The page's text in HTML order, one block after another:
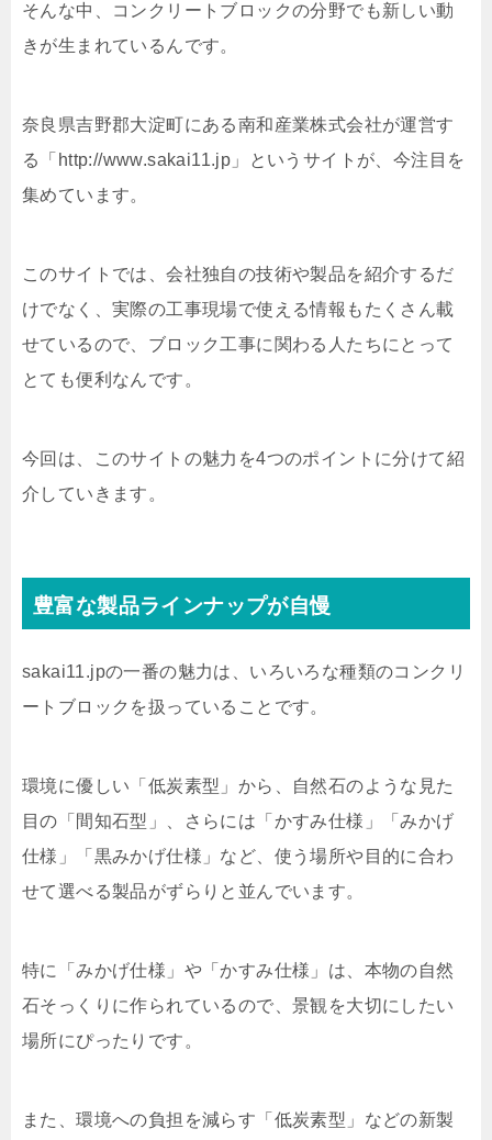
そんな中、コンクリートブロックの分野でも新しい動
きが生まれているんです。
奈良県吉野郡大淀町にある南和産業株式会社が運営す
る「http://www.sakai11.jp」というサイトが、今注目を
集めています。
このサイトでは、会社独自の技術や製品を紹介するだ
けでなく、実際の工事現場で使える情報もたくさん載
せているので、ブロック工事に関わる人たちにとって
とても便利なんです。
今回は、このサイトの魅力を4つのポイントに分けて紹
介していきます。
豊富な製品ラインナップが自慢
sakai11.jpの一番の魅力は、いろいろな種類のコンクリ
ートブロックを扱っていることです。
環境に優しい「低炭素型」から、自然石のような見た
目の「間知石型」、さらには「かすみ仕様」「みかげ
仕様」「黒みかげ仕様」など、使う場所や目的に合わ
せて選べる製品がずらりと並んでいます。
特に「みかげ仕様」や「かすみ仕様」は、本物の自然
石そっくりに作られているので、景観を大切にしたい
場所にぴったりです。
また、環境への負担を減らす「低炭素型」などの新製